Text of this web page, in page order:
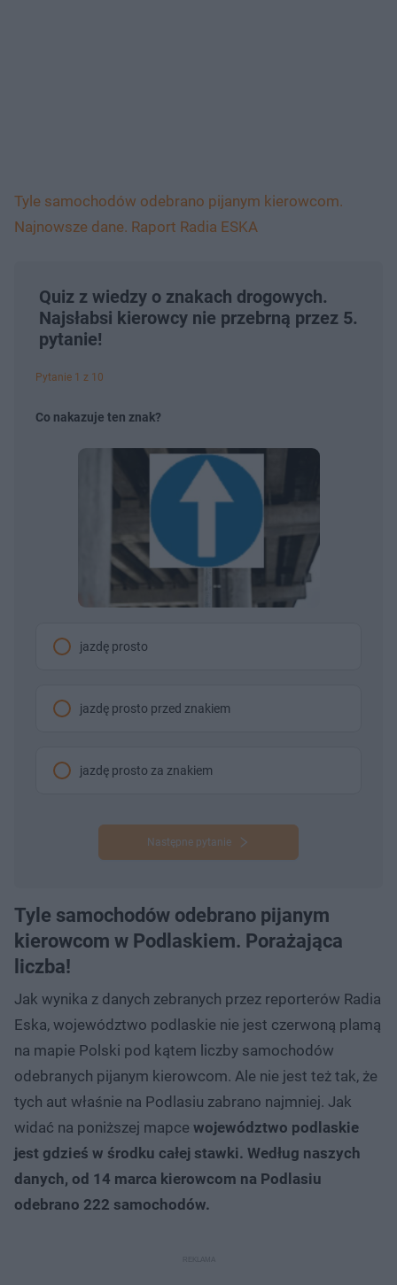
Tyle samochodów odebrano pijanym kierowcom.
Najnowsze dane. Raport Radia ESKA
Quiz z wiedzy o znakach drogowych.
Najsłabsi kierowcy nie przebrną przez 5.
pytanie!
Pytanie 1 z 10
Co nakazuje ten znak?
jazdę prosto
jazdę prosto przed znakiem
jazdę prosto za znakiem
Następne pytanie
Tyle samochodów odebrano pijanym
kierowcom w Podlaskiem. Porażająca
liczba!
Jak wynika z danych zebranych przez reporterów Radia
Eska, województwo podlaskie nie jest czerwoną plamą
na mapie Polski pod kątem liczby samochodów
odebranych pijanym kierowcom. Ale nie jest też tak, że
tych aut właśnie na Podlasiu zabrano najmniej. Jak
widać na poniższej mapce województwo podlaskie
jest gdzieś w środku całej stawki. Według naszych
danych, od 14 marca kierowcom na Podlasiu
odebrano 222 samochodów.